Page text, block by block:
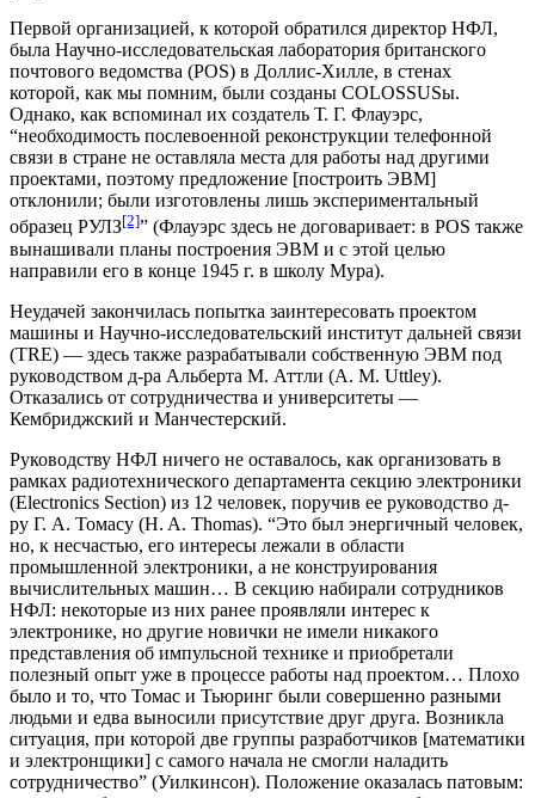
Первой организацией, к которой обратился директор НФЛ,
была Научно-исследовательская лаборатория британского
почтового ведомства (POS) в Доллис-Хилле, в стенах
которой, как мы помним, были созданы COLOSSUSы.
Однако, как вспоминал их создатель Т. Г. Флауэрс,
“необходимость послевоенной реконструкции телефонной
связи в стране не оставляла места для работы над другими
проектами, поэтому предложение [построить ЭВМ]
отклонили; были изготовлены лишь экспериментальный
образец РУЛЗ[2]” (Флауэрс здесь не договаривает: в POS также
вынашивали планы построения ЭВМ и с этой целью
направили его в конце 1945 г. в школу Мура).
Неудачей закончилась попытка заинтересовать проектом
машины и Научно-исследовательский институт дальней связи
(TRE) — здесь также разрабатывали собственную ЭВМ под
руководством д-ра Альберта М. Аттли (A. M. Uttley).
Отказались от сотрудничества и университеты —
Кембриджский и Манчестерский.
Руководству НФЛ ничего не оставалось, как организовать в
рамках радиотехнического департамента секцию электроники
(Electronics Section) из 12 человек, поручив ее руководство д-
ру Г. А. Томасу (H. A. Thomas). “Это был энергичный человек,
но, к несчастью, его интересы лежали в области
промышленной электроники, а не конструирования
вычислительных машин… В секцию набирали сотрудников
НФЛ: некоторые из них ранее проявляли интерес к
электронике, но другие новички не имели никакого
представления об импульсной технике и приобретали
полезный опыт уже в процессе работы над проектом… Плохо
было и то, что Томас и Тьюринг были совершенно разными
людьми и едва выносили присутствие друг друга. Возникла
ситуация, при которой две группы разработчиков [математики
и электронщики] с самого начала не смогли наладить
сотрудничество” (Уилкинсон). Положение оказалась патовым: